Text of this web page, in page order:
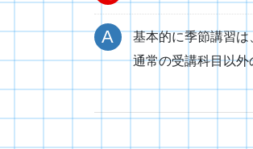
基本的に季節講習
通常の受講科目以